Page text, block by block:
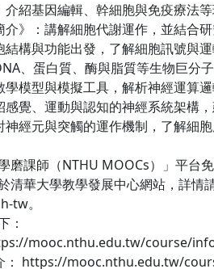
紹基因編輯、幹細胞與免疫療法
》：講解細胞代謝運作，並結合
構與功能出發，了解細胞訊號與運
、蛋白質、酶與脂質等生物巨分
模型與模擬工具，解析神經運算邏
覺、運動與認知的神經系統架構，
經元與突觸的運作機制，了解細胞
磨課師（NTHU MOOCs）」平台
清華大學教學發展中心網站，詳
tw。
：
mooc.nthu.edu.tw/course/
： https://mooc.nthu.edu.tw/